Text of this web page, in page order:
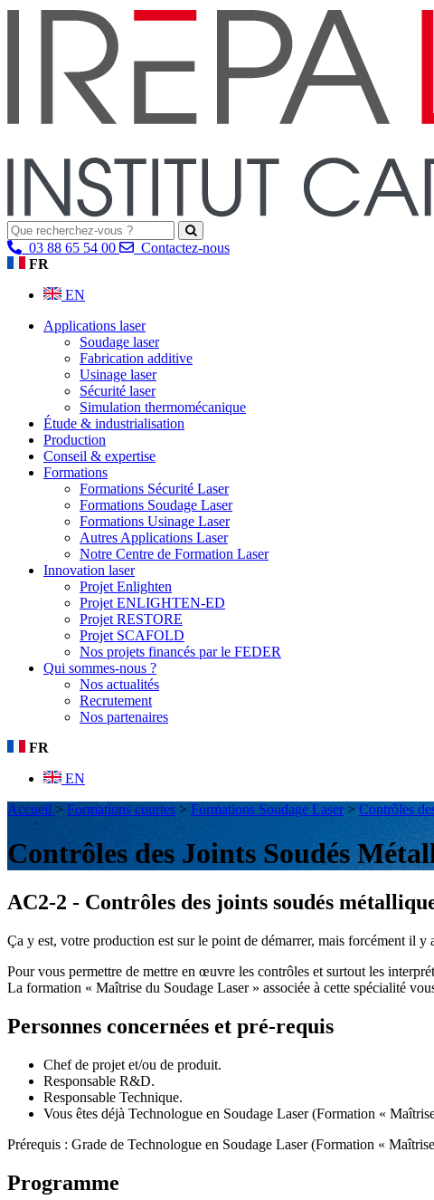
03 88 65 54 00
Contactez-nous
FR
EN
Applications laser
Soudage laser
Fabrication additive
Usinage laser
Sécurité laser
Simulation thermomécanique
Étude & industrialisation
Production
Conseil & expertise
Formations
Formations Sécurité Laser
Formations Soudage Laser
Formations Usinage Laser
Autres Applications Laser
Notre Centre de Formation Laser
Innovation laser
Projet Enlighten
Projet ENLIGHTEN-ED
Projet RESTORE
Projet SCAFOLD
Nos projets financés par le FEDER
Qui sommes-nous ?
Nos actualités
Recrutement
Nos partenaires
FR
EN
Accueil > Formations courtes > Formations Soudage Laser > Contrôles
Contrôles des Joints Soudés
AC2-2 - Contrôles des joints soudés
Ça y est, votre production est sur le point de démarrer, mais forcément il y
Pour vous permettre de mettre en œuvre les contrôles et surtout les
La formation « Maîtrise du Soudage Laser » associée à cette spécialité
Personnes concernées et pré-requis
Chef de projet et/ou de produit.
Responsable R&D.
Responsable Technique.
Vous êtes déjà Technologue en Soudage Laser (Formation «
Prérequis : Grade de Technologue en Soudage Laser (Formation «
Programme